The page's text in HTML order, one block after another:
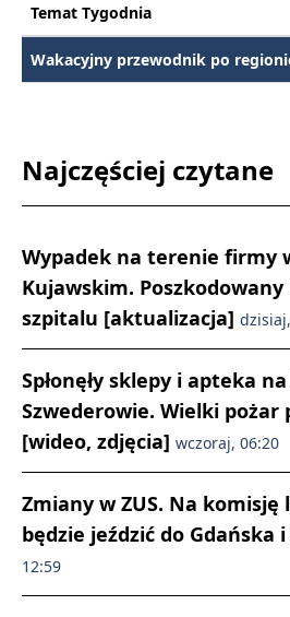
Temat Tygodnia
Wakacyjny przewodnik po
Najczęściej czytane
Wypadek na terenie firmy
Kujawskim. Poszkodowany
szpitalu [aktualizacja]
Spłonęły sklepy i apteka
Szwederowie. Wielki pożar
[wideo, zdjęcia] wczoraj, 06:20
Zmiany w ZUS. Na
będzie jeździć do Gdańska
12:59